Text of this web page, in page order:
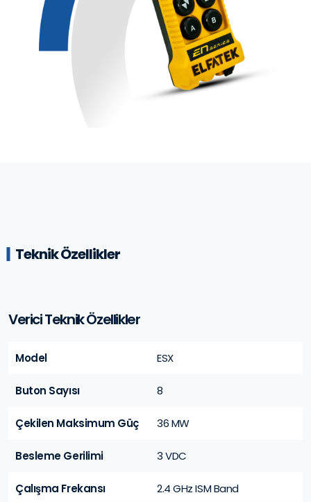
Teknik Özellikler
Verici Teknik Özellikler
Model ESX
Buton Sayısı 8
Çekilen Maksimum Güç 36 MW
Besleme Gerilimi 3 VDC
Çalışma Frekansı 2.4 GHz ISM Band